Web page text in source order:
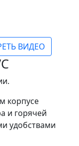
ВИДЕО
корпусе
и горячей
удобствами